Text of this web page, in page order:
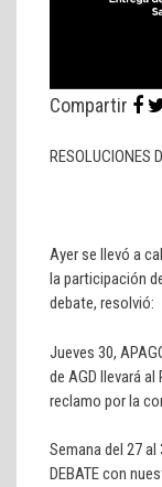
Compartir
RESOLUCIONES
Ayer se llevó a
la participación
debate, resolvió:
Jueves 30,
de AGD llevará
reclamo por la
Semana del 27 al
DEBATE con